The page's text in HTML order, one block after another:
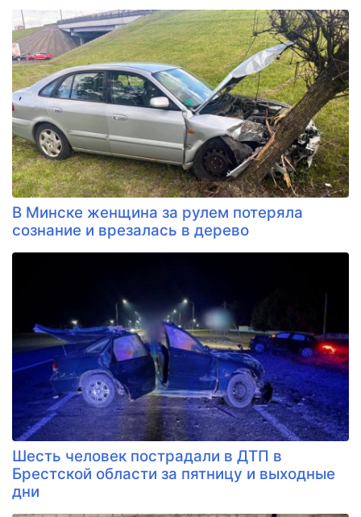
В Минске женщина за рулем потеряла
сознание и врезалась в дерево
Шесть человек пострадали в ДТП в
Брестской области за пятницу и выходные
дни